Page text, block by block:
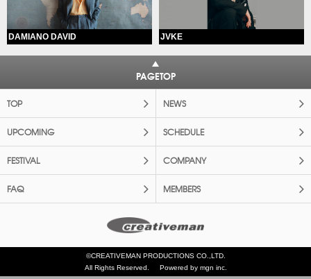
DAMIANO DAVID JVKE
PAGETOP
TOP NEWS
UPCOMING SCHEDULE
FESTIVAL COMPANY
FAQ MEMBERS
©CREATIVEMAN PRODUCTIONS CO.,LTD.
All Rights Reserved.
Powered by mgn inc.